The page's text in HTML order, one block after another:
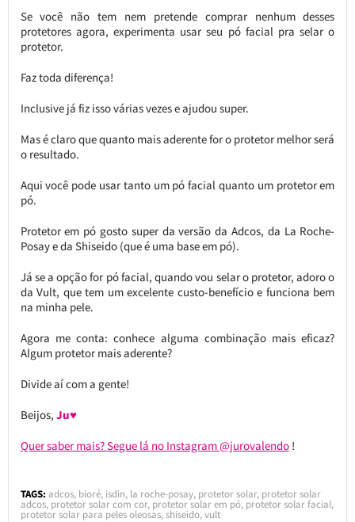
Se você não tem nem pretende comprar nenhum desses
protetores agora, experimenta usar seu pó facial pra selar o
protetor.
Faz toda diferença!
Inclusive já fiz isso várias vezes e ajudou super.
Mas é claro que quanto mais aderente for o protetor melhor será
o resultado.
Aqui você pode usar tanto um pó facial quanto um protetor em
pó.
Protetor em pó gosto super da versão da Adcos, da La Roche-
Posay e da Shiseido (que é uma base em pó).
Já se a opção for pó facial, quando vou selar o protetor, adoro o
da Vult, que tem um excelente custo-benefício e funciona bem
na minha pele.
Agora me conta: conhece alguma combinação mais eficaz?
Algum protetor mais aderente?
Divide aí com a gente!
Beijos, Ju♥
Quer saber mais? Segue lá no Instagram @jurovalendo!
TAGS: adcos, bioré, isdin, la roche-posay, protetor solar, protetor solar
adcos, protetor solar com cor, protetor solar em pó, protetor solar facial,
protetor solar para peles oleosas,shiseido,vult